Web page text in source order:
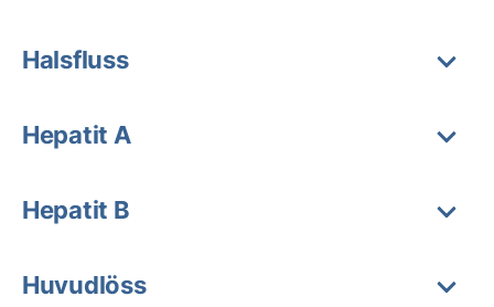
Halsfluss
Hepatit A
Hepatit B
Huvudlöss